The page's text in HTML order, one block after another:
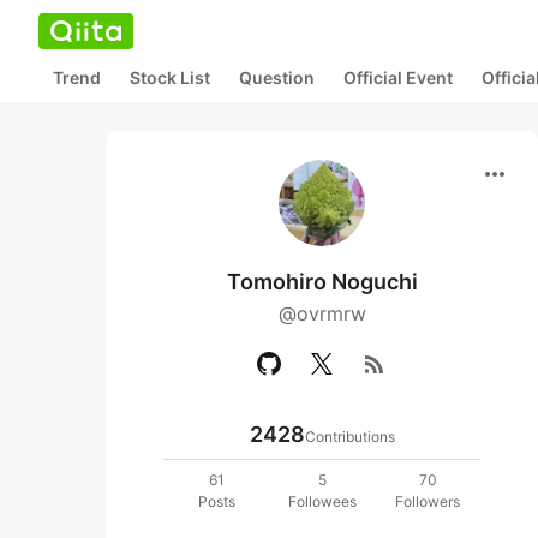
Trend Stock List Question Official Event
more_horiz
Tomohiro Noguchi
@ovrmrw
rss_feed
2428Contributions
61
Posts
5
Followees
70
Followers